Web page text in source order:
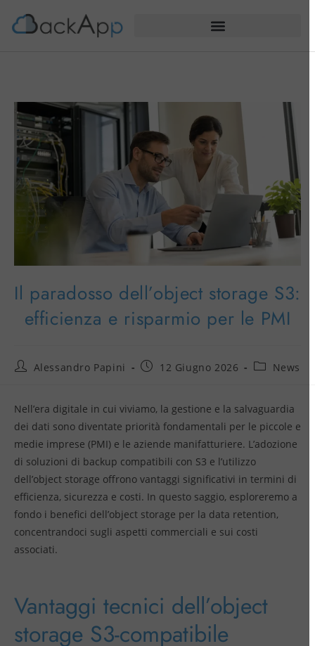
Il paradosso dell’object storage S3:
efficienza e risparmio per le PMI
Alessandro Papini 12 Giugno 2026 News
Nell’era digitale in cui viviamo, la gestione e la salvaguardia
dei dati sono diventate priorità fondamentali per le piccole e
medie imprese (PMI) e le aziende manifatturiere. L’adozione
di soluzioni di backup compatibili con S3 e l’utilizzo
dell’object storage offrono vantaggi significativi in termini di
efficienza, sicurezza e costi. In questo saggio, esploreremo a
fondo i benefici dell’object storage per la data retention,
concentrandoci sugli aspetti commerciali e sui costi
associati.
Vantaggi tecnici dell’object
storage S3-compatibile